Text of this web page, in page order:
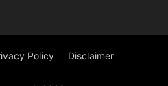
Policy Disclaimer